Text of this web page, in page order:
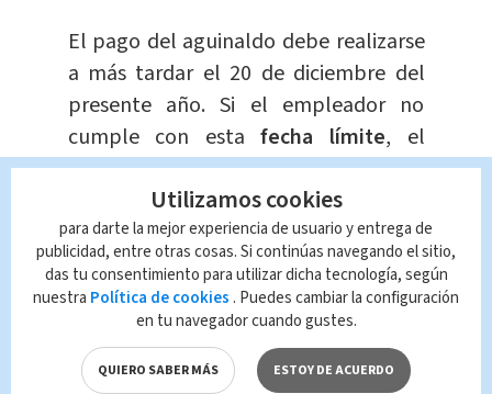
El pago del aguinaldo debe realizarse
a más tardar el 20 de diciembre del
presente año. Si el empleador no
cumple con estafecha límite, el
trabajador puede presentar una
denuncia ante las autoridades
laborales.
De acuerdo con la cartera deTrabajo,
si se comprueba que el pago fue
omitido o retrasado, el empleador
Utilizamos cookies
para darte la mejor experiencia de usuario y entrega de
publicidad, entre otras cosas. Si continúas navegando el sitio,
das tu consentimiento para utilizar dicha tecnología, según
nuestra Política de cookies . Puedes cambiar la configuración
en tu navegador cuando gustes.
QUIERO SABER MÁS ESTOY DE ACUERDO